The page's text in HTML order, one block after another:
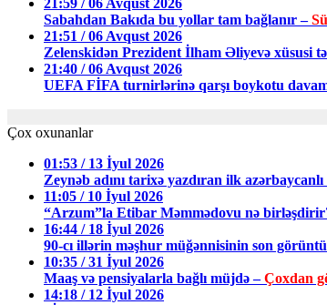
Sabahdan Bakıda bu yollar tam bağlanır –
21:51 / 06 Avqust 2026
Zelenskidən Prezident İlham Əliyevə xüsusi
21:40 / 06 Avqust 2026
UEFA FİFA turnirlərinə qarşı boykotu
Çox oxunanlar
01:53 / 13 İyul 2026
Zeynəb adını tarixə yazdıran ilk
11:05 / 10 İyul 2026
“Arzum”la Etibar Məmmədovu nə
16:44 / 18 İyul 2026
90-cı illərin məşhur müğənnisinin son
10:35 / 31 İyul 2026
Maaş və pensiyalarla bağlı müjdə –Çoxdan
14:18 / 12 İyul 2026